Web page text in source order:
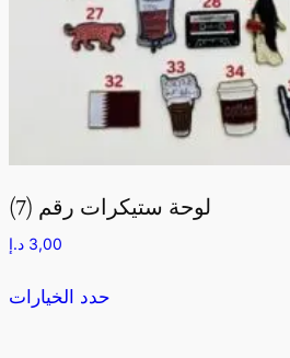
لوحة ستيكرات رقم (7)
3,00 د.إ
حدد الخيارات